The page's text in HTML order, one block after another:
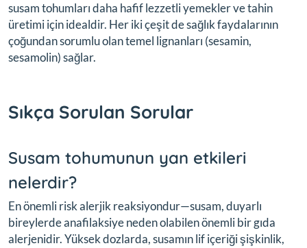
susam tohumları daha hafif lezzetli yemekler ve tahin
üretimi için idealdir. Her iki çeşit de sağlık faydalarının
çoğundan sorumlu olan temel lignanları (sesamin,
sesamolin) sağlar.
Sıkça Sorulan Sorular
Susam tohumunun yan etkileri
nelerdir?
En önemli risk alerjik reaksiyondur—susam, duyarlı
bireylerde anafilaksiye neden olabilen önemli bir gıda
alerjenidir. Yüksek dozlarda, susamın lif içeriği şişkinlik,